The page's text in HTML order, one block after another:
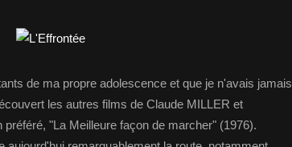
de ma propre adolescence et que je n'avais jamais
les autres films de Claude MILLER et
"La Meilleure façon de marcher" (1976).